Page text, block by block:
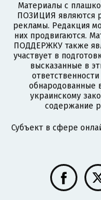
Материалы с
ПОЗИЦИЯ являются
рекламы. Редакция
них продвигаются.
ПОДДЕРЖКУ также
участвует в
высказанные в
обнародованные
украинскому
содержание
Субъект в сфере